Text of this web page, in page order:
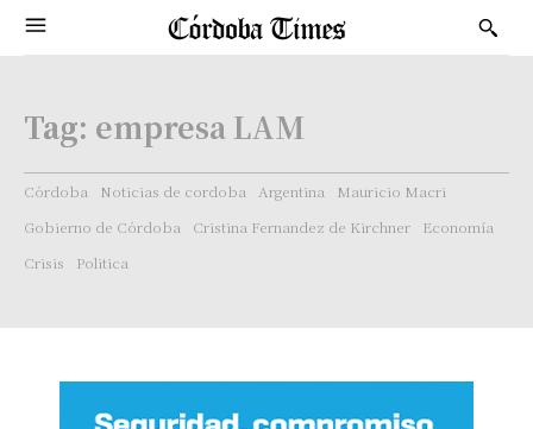
Tag: empresa LAM
Córdoba Noticias de cordoba Argentina
Mauricio Macri
Gobierno de Córdoba
Cristina Fernandez de Kirchner
Economía
Crisis
Politica